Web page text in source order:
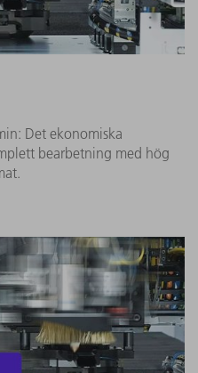
Det ekonomiska
bearbetning med hög